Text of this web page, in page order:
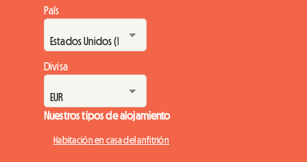
País
Divisa
Nuestros tipos de alojamiento
Habitación en casa del anfitrión